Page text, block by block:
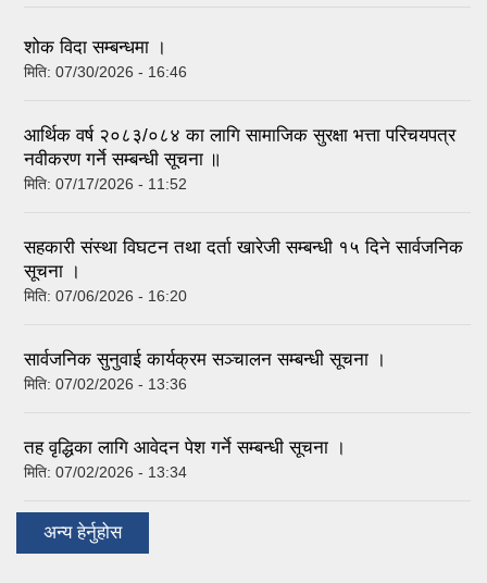
शोक विदा सम्बन्धमा ।
मिति: 07/30/2026 - 16:46
आर्थिक वर्ष २०८३/०८४ का लागि सामाजिक सुरक्षा भत्ता परिचयपत्र
नवीकरण गर्ने सम्बन्धी सूचना ॥
मिति: 07/17/2026 - 11:52
सहकारी संस्था विघटन तथा दर्ता खारेजी सम्बन्धी १५ दिने सार्वजनिक
सूचना ।
मिति: 07/06/2026 - 16:20
सार्वजनिक सुनुवाई कार्यक्रम सञ्चालन सम्बन्धी सूचना ।
मिति: 07/02/2026 - 13:36
तह वृद्धिका लागि आवेदन पेश गर्ने सम्बन्धी सूचना ।
मिति: 07/02/2026 - 13:34
अन्य हेर्नुहोस